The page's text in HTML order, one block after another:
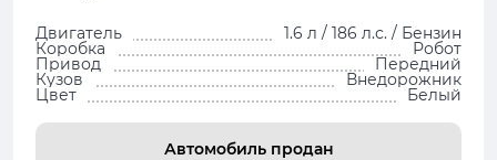
Двигатель 1.6 л / 186 л.с. / Бензин
Коробка Робот
Привод Передний
Кузов Внедорожник
Цвет Белый
Автомобиль продан